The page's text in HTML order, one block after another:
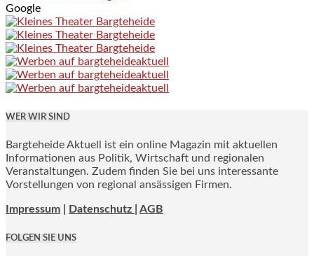
Google
WER WIR SIND
Bargteheide Aktuell ist ein online Magazin mit aktuellen
Informationen aus Politik, Wirtschaft und regionalen
Veranstaltungen. Zudem finden Sie bei uns interessante
Vorstellungen von regional ansässigen Firmen.
Impressum Datenschutz | AGB
FOLGEN SIE UNS